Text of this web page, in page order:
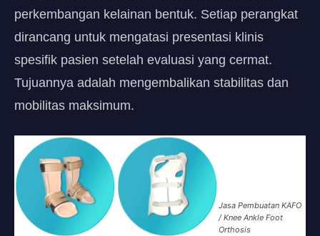
perkembangan kelainan bentuk. Setiap perangkat
dirancang untuk mengatasi presentasi klinis
spesifik pasien setelah evaluasi yang cermat.
Tujuannya adalah mengembalikan stabilitas dan
mobilitas maksimum.
Jasa Pembuatan KAFO
/ Knee Ankle Foot
Orthosis